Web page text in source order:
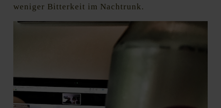
weniger Bitterkeit im Nachtrunk.